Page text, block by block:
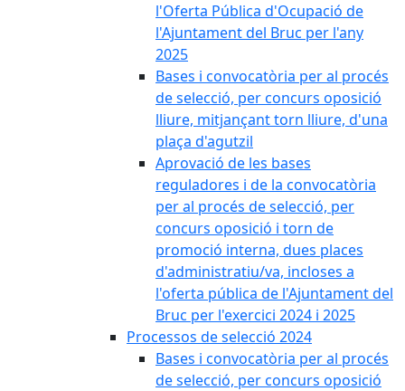
l'Oferta Pública d'Ocupació de
l'Ajuntament del Bruc per l'any
2025
Bases i convocatòria per al procés
de selecció, per concurs oposició
lliure, mitjançant torn lliure, d'una
plaça d'agutzil
Aprovació de les bases
reguladores i de la convocatòria
per al procés de selecció, per
concurs oposició i torn de
promoció interna, dues places
d'administratiu/va, incloses a
l'oferta pública de l'Ajuntament del
Bruc per l'exercici 2024 i 2025
Processos de selecció 2024
Bases i convocatòria per al procés
de selecció, per concurs oposició